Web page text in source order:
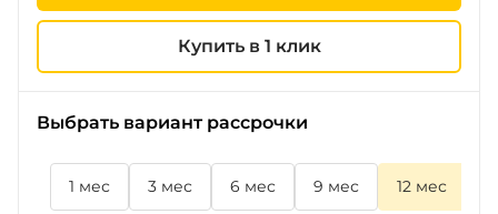
Купить в 1 клик
Выбрать вариант рассрочки
1 мес 3 мес 6 мес 9 мес 12 мес